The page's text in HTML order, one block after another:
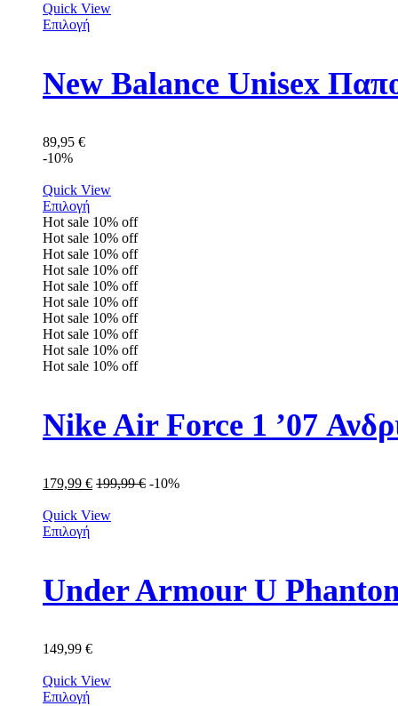
Quick View
Επιλογή
New Balance Unisex
89,95 €
-10%
Quick View
Επιλογή
Hot sale 10% off
Hot sale 10% off
Hot sale 10% off
Hot sale 10% off
Hot sale 10% off
Hot sale 10% off
Hot sale 10% off
Hot sale 10% off
Hot sale 10% off
Hot sale 10% off
Nike Air Force 1 ’07
179,99 € 199,99€ -10%
Quick View
Επιλογή
149,99 €
Quick View
Επιλογή